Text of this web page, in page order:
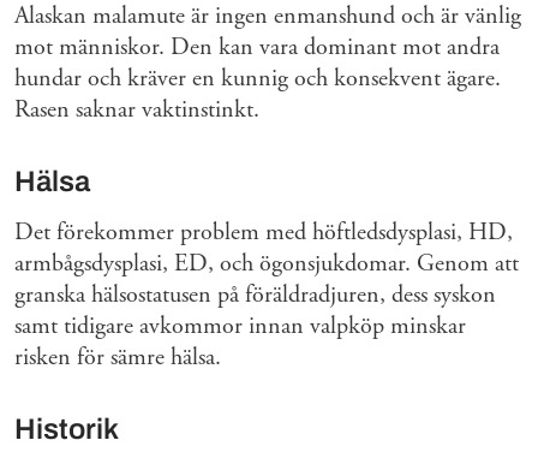
Alaskan malamute är ingen enmanshund och är vänlig
mot människor. Den kan vara dominant mot andra
hundar och kräver en kunnig och konsekvent ägare.
Rasen saknar vaktinstinkt.
Hälsa
Det förekommer problem med höftledsdysplasi, HD,
armbågsdysplasi, ED, och ögonsjukdomar. Genom att
granska hälsostatusen på föräldradjuren, dess syskon
samt tidigare avkommor innan valpköp minskar
risken för sämre hälsa.
Historik